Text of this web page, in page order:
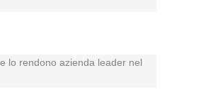
lo rendono azienda leader nel